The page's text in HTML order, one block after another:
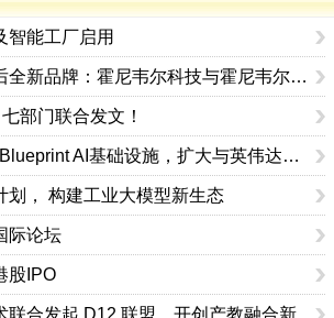
智能工厂启用
霍尼韦尔发布分拆后全新品牌：霍尼韦尔科技与霍尼韦尔航空航天
部门联合发文！
ABB通过集成DSX Blueprint AI基础设施，扩大与英伟达的合作
划， 构建工业大模型新生态
际论坛
股IPO